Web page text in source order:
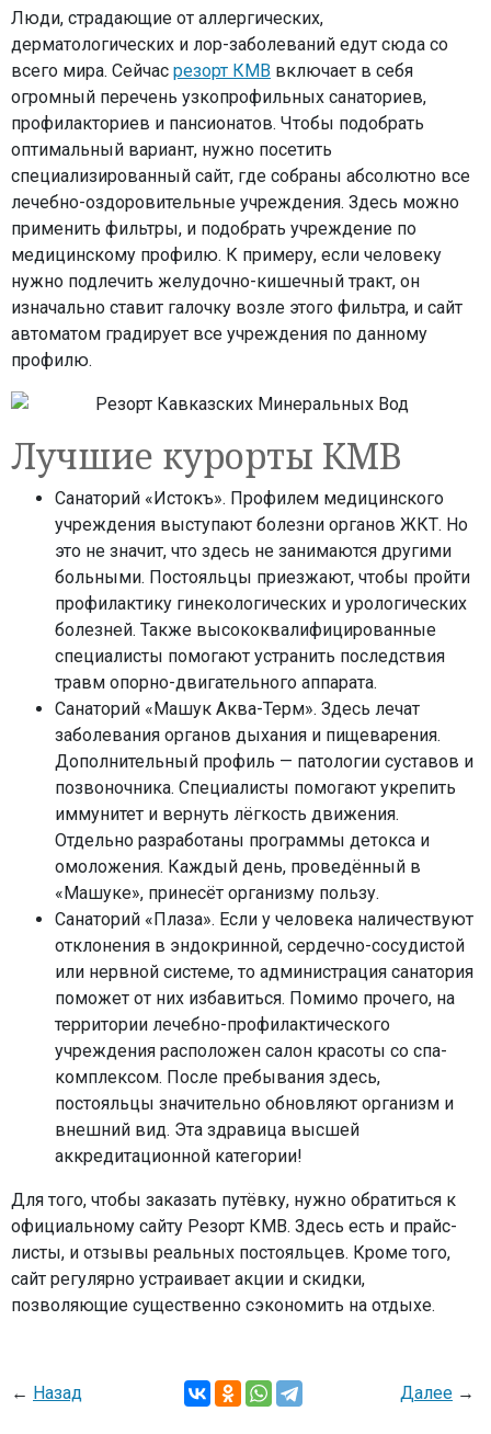
Люди, страдающие от аллергических,
дерматологических и лор-заболеваний едут сюда со
всего мира. Сейчас резорт КМВ включает в себя
огромный перечень узкопрофильных санаториев,
профилакториев и пансионатов. Чтобы подобрать
оптимальный вариант, нужно посетить
специализированный сайт, где собраны абсолютно все
лечебно-оздоровительные учреждения. Здесь можно
применить фильтры, и подобрать учреждение по
медицинскому профилю. К примеру, если человеку
нужно подлечить желудочно-кишечный тракт, он
изначально ставит галочку возле этого фильтра, и сайт
автоматом градирует все учреждения по данному
профилю.
Лучшие курорты КМВ
Санаторий «Истокъ». Профилем медицинского
учреждения выступают болезни органов ЖКТ. Но
это не значит, что здесь не занимаются другими
больными. Постояльцы приезжают, чтобы пройти
профилактику гинекологических и урологических
болезней. Также высококвалифицированные
специалисты помогают устранить последствия
травм опорно-двигательного аппарата.
Санаторий «Машук Аква-Терм». Здесь лечат
заболевания органов дыхания и пищеварения.
Дополнительный профиль — патологии суставов и
позвоночника. Специалисты помогают укрепить
иммунитет и вернуть лёгкость движения.
Отдельно разработаны программы детокса и
омоложения. Каждый день, проведённый в
«Машуке», принесёт организму пользу.
Санаторий «Плаза». Если у человека наличествуют
отклонения в эндокринной, сердечно-сосудистой
или нервной системе, то администрация санатория
поможет от них избавиться. Помимо прочего, на
территории лечебно-профилактического
учреждения расположен салон красоты со спа-
комплексом. После пребывания здесь,
постояльцы значительно обновляют организм и
внешний вид. Эта здравица высшей
аккредитационной категории!
Для того, чтобы заказать путёвку, нужно обратиться к
официальному сайту Резорт КМВ. Здесь есть и прайс-
листы, и отзывы реальных постояльцев. Кроме того,
сайт регулярно устраивает акции и скидки,
позволяющие существенно сэкономить на отдыхе.
← Назад Далее →